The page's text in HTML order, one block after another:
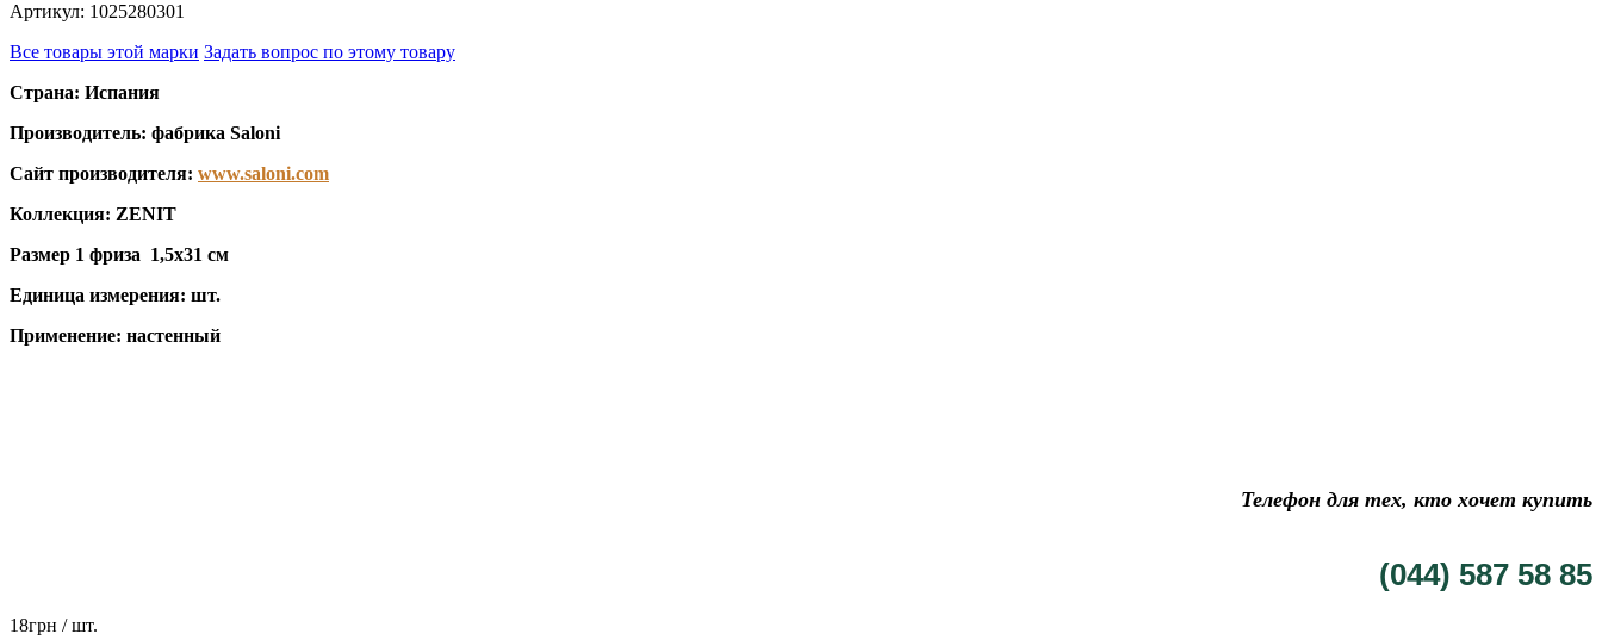
Артикул: 1025280301
Все товары этой марки Задать вопрос по этому товару
Страна: Испания
Производитель: фабрика Saloni
Сайт производителя: www.saloni.com
Коллекция: ZENIT
Размер 1 фриза 1,5x31 см
Единица измерения: шт.
Применение: настенный
Телефон для тех, кто хочет купить
(044) 587 58 85
18грн / шт.